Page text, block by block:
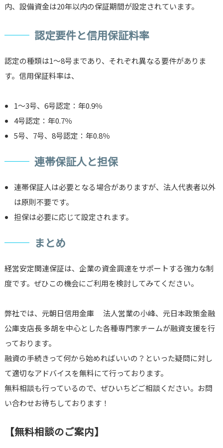
内、設備資金は20年以内の保証期間が設定されています。
認定要件と信用保証料率
認定の種類は1～8号まであり、それぞれ異なる要件がありま
す。信用保証料率は、
1～3号、6号認定：年0.9％
4号認定：年0.7％
5号、7号、8号認定：年0.8％
連帯保証人と担保
連帯保証人は必要となる場合がありますが、法人代表者以外
は原則不要です。
担保は必要に応じて設定されます。
まとめ
経営安定関連保証は、企業の資金調達をサポートする強力な制
度です。ぜひこの機会にご利用を検討してみてください。
弊社では、元朝日信用金庫 法人営業の小峰、元日本政策金融
公庫支店長 多胡を中心とした各種専門家チームが融資支援を行
っております。
融資の手続きって何から始めればいいの？といった疑問に対し
て適切なアドバイスを無料にて行っております。
無料相談も行っているので、ぜひいちどご相談ください。お問
い合わせお待ちしております！
【無料相談のご案内】